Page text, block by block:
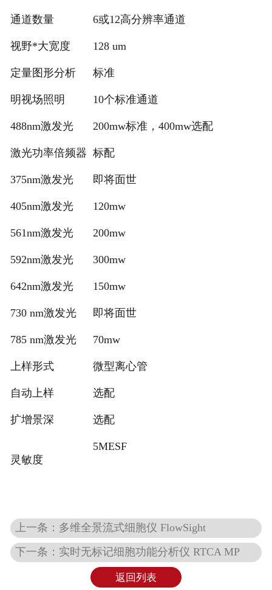
通道数量 6或12高分辨率通道
视野*大宽度 128 um
定量图形分析 标准
明视场照明 10个标准通道
488nm激发光 200mw标准，400mw选配
激光功率倍频器 标配
375nm激发光 即将面世
405nm激发光 120mw
561nm激发光 200mw
592nm激发光 300mw
642nm激发光 150mw
730 nm激发光 即将面世
785 nm激发光 70mw
上样形式 微型离心管
自动上样 选配
扩增景深 选配
灵敏度
5MESF
上一条：多维全景流式细胞仪 FlowSight
下一条：实时无标记细胞功能分析仪 RTCA MP
返回列表